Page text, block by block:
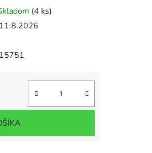
(4 ks)
11.8.2026
15751